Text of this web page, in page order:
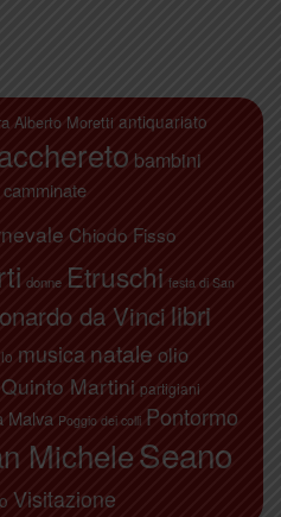
Alberto Moretti antiquariato
bambini
camminate
Chiodo Fisso
donne Etruschi festa di San
da Vinci libri
musica natale olio
Martini partigiani
Malva Poggio dei colli Pontormo
MicheleSeano
Visitazione